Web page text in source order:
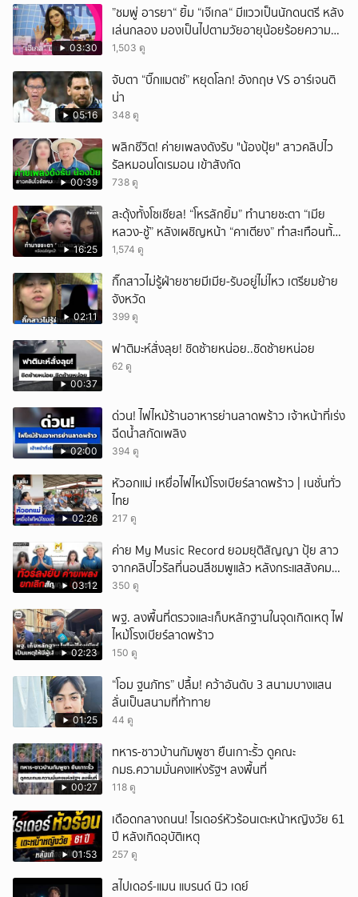
03:30
”ชมพู่ อารยา“ ยิ้ม “เจ๊เกล“ มีแววเป็นนักดนตรี หลัง
เล่นกลอง มองเป็นไปตามวัยอายุน้อยร้อยความ
สามารถ
1,503 ดู
05:16
จับตา “บิ๊กแมตช์” หยุดโลก! อังกฤษ VS อาร์เจนติ
น่า
348 ดู
00:39
พลิกชีวิต! ค่ายเพลงดังรับ "น้องปุ้ย" สาวคลิปไว
รัลหมอนโดเรมอน เข้าสังกัด
738 ดู
16:25
สะดุ้งทั้งโซเชียล! “โหรลักยิ้ม” ทำนายชะตา “เมีย
หลวง-ชู้” หลังเผชิญหน้า “คาเตียง” ทำสะเทือนทั้ง
ประเทศ
1,574 ดู
02:11
กิ๊กสาวไม่รู้ฝ่ายชายมีเมีย-รับอยู่ไม่ไหว เตรียมย้าย
จังหวัด
399 ดู
00:37
ฟาติมะห์สั่งลุย! ชิดซ้ายหน่อย..ชิดซ้ายหน่อย
62 ดู
02:00
ด่วน! ไฟไหม้ร้านอาหารย่านลาดพร้าว เจ้าหน้าที่เร่ง
ฉีดน้ำสกัดเพลิง
394 ดู
02:26
หัวอกแม่ เหยื่อไฟไหม้โรงเบียร์ลาดพร้าว | เนชั่นทั่ว
ไทย
217 ดู
03:12
ค่าย My Music Record ยอมยุติสัญญา ปุ้ย สาว
จากคลิปไวรัลที่นอนสีชมพูแล้ว หลังกระแสสังคม
และคนในวงการวิจารณ์เรื่องความเหมาะสม
350 ดู
02:23
พฐ. ลงพื้นที่ตรวจและเก็บหลักฐานในจุดเกิดเหตุ ไฟ
ไหม้โรงเบียร์ลาดพร้าว
150 ดู
01:25
“โอม ฐนภัทร” ปลื้ม! คว้าอันดับ 3 สนามบางแสน
ลั่นเป็นสนามที่ท้าทาย
44 ดู
00:27
ทหาร-ชาวบ้านกัมพูชา ยืนเกาะรั้ว ดูคณะ
กมธ.ความมั่นคงแห่งรัฐฯ ลงพื้นที่
118 ดู
01:53
เดือดกลางถนน! ไรเดอร์หัวร้อนเตะหน้าหญิงวัย 61
ปี หลังเกิดอุบัติเหตุ
257 ดู
สไปเดอร์-แมน แบรนด์ นิว เดย์
ยกเลิก